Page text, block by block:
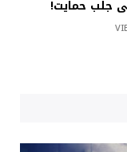
جلب حمایت!